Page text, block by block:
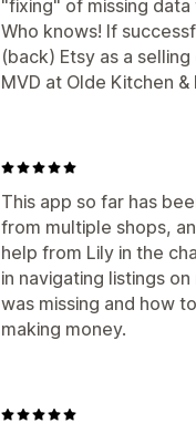
"fixing" of missing
Who knows! If
(back) Etsy as a
MVD at Olde Kitchen &
This app so far has
from multiple shops,
help from Lily in the
in navigating listings
was missing and how
making money.